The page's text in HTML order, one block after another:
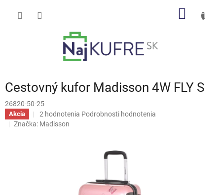
Cestovný kufor Madisson 4W FLY S
26820-50-25
Akcia
Priemerné
hodnotenie
2 hodnotenia Podrobnosti hodnotenia
Značka: Madisson